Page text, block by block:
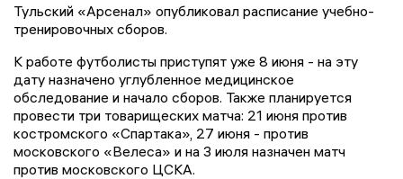
Тульский «Арсенал» опубликовал расписание учебно-
тренировочных сборов.
К работе футболисты приступят уже 8 июня - на эту
дату назначено углубленное медицинское
обследование и начало сборов. Также планируется
провести три товарищеских матча: 21 июня против
костромского «Спартака», 27 июня - против
московского «Велеса» и на 3 июля назначен матч
против московского ЦСКА.